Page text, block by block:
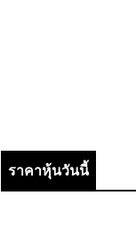
ราคาหุ้นวันนี้